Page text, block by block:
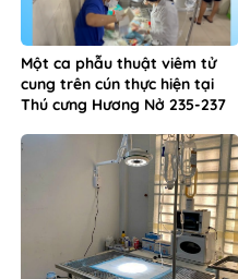
Một ca phẫu thuật viêm tử
cung trên cún thực hiện tại
Thú cưng Hương Nở 235-237